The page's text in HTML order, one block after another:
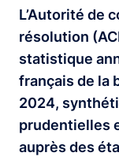
L’Autorité de
résolution
statistique
français de la
2024,
prudentielles
auprès des